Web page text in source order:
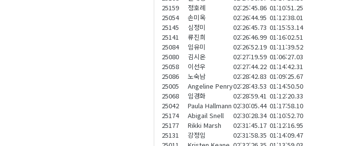
25159
정호례 02:25:45.86 01:10:51.25
25054
손미옥 02:26:44.95 01:12:38.01
25145
심정미 02:26:45.73 01:15:53.14
25141
류진희 02:26:46.99 01:16:02.51
25084
임유미 02:26:52.19 01:11:39.52
25080
김시온 02:27:19.59 01:06:27.03
25058
이선우 02:27:44.22 01:14:42.31
25086
노숙남 02:28:42.83 01:09:25.67
25005
Angeline Penry02:28:43.53 01:14:50.50
25068
임경화 02:28:59.41 01:12:20.33
25042
Paula Hallmann 02:30:05.44 01:17:58.10
25174
Abigail Snell 02:30:28.34 01:10:52.70
25177
Rikki Marsh 02:31:45.17 01:12:16.95
25131
강정임 02:31:58.35 01:14:09.47